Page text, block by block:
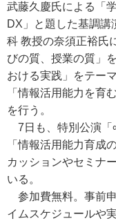
武藤久慶氏による「
DX」と題した基調講
科 教授の奈須正裕氏
びの質、授業の質」
おける実践」をテー
「情報活用能力を育
を行う。
7日も、特別公演「
「情報活用能力育成
カッションやセミナ
いる。
参加費無料。事前
イムスケジュールや